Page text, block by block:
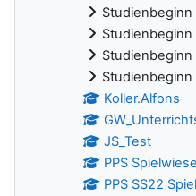
Studienbeginn
Studienbeginn
Studienbeginn
Koller.Alfons
JS_Test
PPS
PPS SS22